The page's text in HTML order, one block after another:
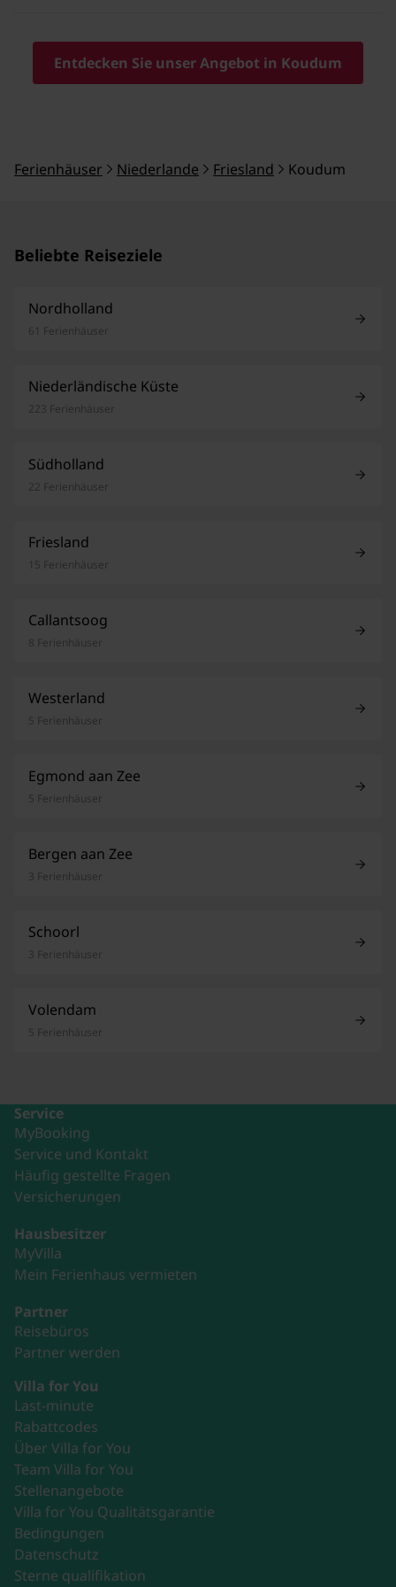
Entdecken Sie unser Angebot in Koudum
Ferienhäuser Niederlande Friesland Koudum
Beliebte Reiseziele
Nordholland
61 Ferienhäuser
Niederländische Küste
223 Ferienhäuser
Südholland
22 Ferienhäuser
Friesland
15 Ferienhäuser
Callantsoog
8 Ferienhäuser
Westerland
5 Ferienhäuser
Egmond aan Zee
5 Ferienhäuser
Bergen aan Zee
3 Ferienhäuser
Schoorl
3 Ferienhäuser
Volendam
5 Ferienhäuser
Service
MyBooking
Service und Kontakt
Häufig gestellte Fragen
Versicherungen
Hausbesitzer
MyVilla
Mein Ferienhaus vermieten
Partner
Reisebüros
Partner werden
Villa for You
Last-minute
Rabattcodes
Über Villa for You
Team Villa for You
Stellenangebote
Villa for You Qualitätsgarantie
Bedingungen
Datenschutz
Sterne qualifikation